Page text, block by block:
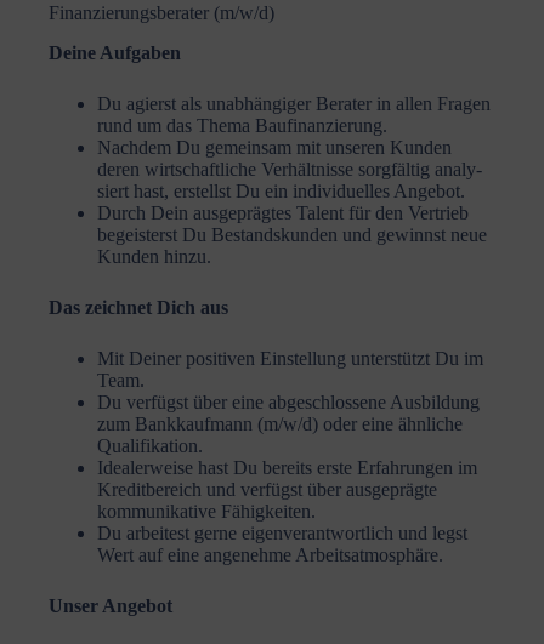
Finanzierungsberater (m/w/d)
Deine Aufgaben
Du agierst als unabhän­giger Berater in allen Fragen
rund um das Thema Baufi­nan­zierung.
Nachdem Du gemeinsam mit unseren Kunden
deren wirtschaft­liche Verhält­nisse sorgfältig analy­
siert hast, erstellst Du ein indivi­du­elles Angebot.
Durch Dein ausge­prägtes Talent für den Vertrieb
begeis­terst Du Bestands­kunden und gewinnst neue
Kunden hinzu.
Das zeichnet Dich aus
Mit Deiner positiven Einstellung unter­stützt Du im
Team.
Du verfügst über eine abgeschlossene Ausbildung
zum Bankkaufmann (m/w/d) oder eine ähnliche
Quali­fi­kation.
Idealer­weise hast Du bereits erste Erfah­rungen im
Kredit­be­reich und verfügst über ausge­prägte
kommu­ni­kative Fähig­keiten.
Du arbeitest gerne eigen­ver­ant­wortlich und legst
Wert auf eine angenehme Arbeits­at­mo­sphäre.
Unser Angebot